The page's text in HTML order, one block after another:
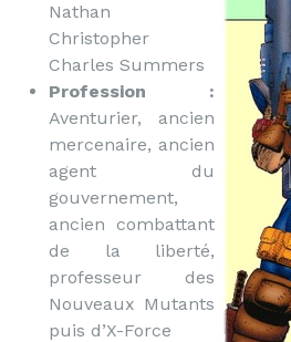
Nathan
Christopher
Charles Summers
Profession :
Aventurier, ancien
mercenaire, ancien
agent du
gouvernement,
ancien combattant
de la liberté,
professeur des
Nouveaux Mutants
puis d’X-Force